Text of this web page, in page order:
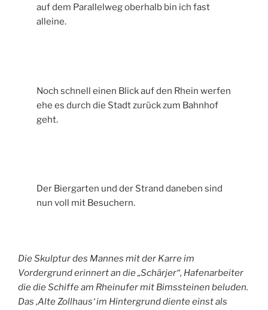
auf dem Parallelweg oberhalb bin ich fast
alleine.
Noch schnell einen Blick auf den Rhein werfen
ehe es durch die Stadt zurück zum Bahnhof
geht.
Der Biergarten und der Strand daneben sind
nun voll mit Besuchern.
Die Skulptur des Mannes mit der Karre im
Vordergrund erinnert an die „Schärjer“, Hafenarbeiter
die die Schiffe am Rheinufer mit Bimssteinen beluden.
Das ‚Alte Zollhaus‘ im Hintergrund diente einst als